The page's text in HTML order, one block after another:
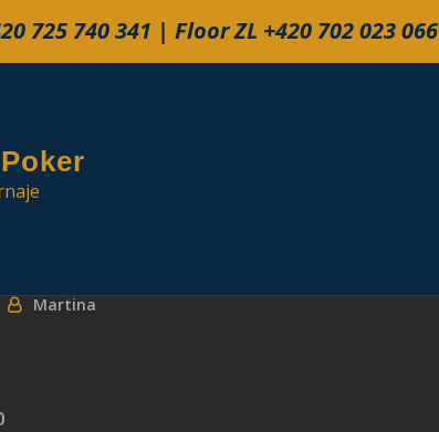
725 740 341 | Floor ZL +420 702 023 066
Martina